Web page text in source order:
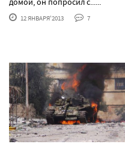
12 ЯНВАРЯ'2013 7